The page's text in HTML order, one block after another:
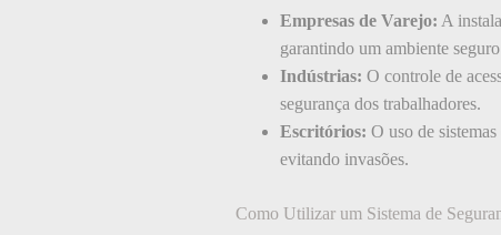
Empresas de Varejo: A
garantindo um ambiente
Indústrias: O controle de
segurança dos trabalhadores.
Escritórios: O uso de
evitando invasões.
Como Utilizar um Sistema de